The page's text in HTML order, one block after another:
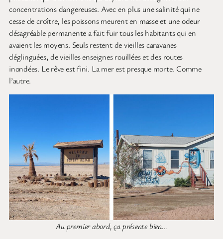
concentrations dangereuses. Avec en plus une salinité qui ne
cesse de croître, les poissons meurent en masse et une odeur
désagréable permanente a fait fuir tous les habitants qui en
avaient les moyens. Seuls restent de vieilles caravanes
déglinguées, de vieilles enseignes rouillées et des routes
inondées. Le rêve est fini. La mer est presque morte. Comme
l’autre.
Au premier abord, ça présente bien…